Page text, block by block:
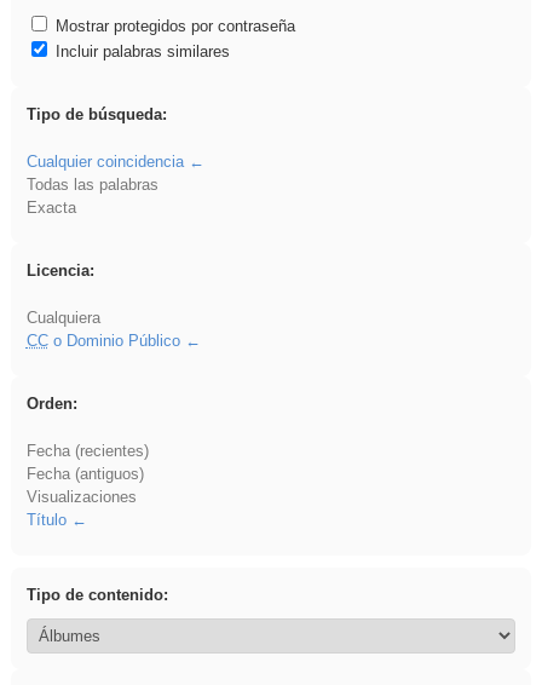
Mostrar protegidos por contraseña
Incluir palabras similares
Tipo de búsqueda:
Cualquier coincidencia
Todas las palabras
Exacta
Licencia:
Cualquiera
CCo Dominio Público
Orden:
Fecha (recientes)
Fecha (antiguos)
Visualizaciones
Título
Tipo de contenido: